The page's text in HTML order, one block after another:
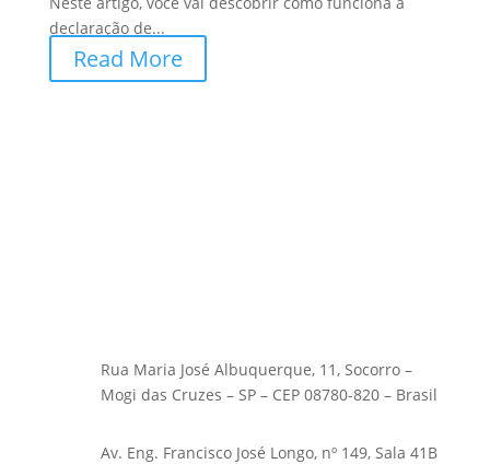
declaração de...
Read More
Rua Maria José Albuquerque, 11, Socorro –
Mogi das Cruzes – SP – CEP 08780-820 – Brasil
Av. Eng. Francisco José Longo, nº 149, Sala 41B